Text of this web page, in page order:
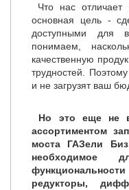
Что нас отличает
основная цель -
доступными для
понимаем,
качественную
трудностей.
и не загрузят ваш
Но это еще не
ассортиментом
моста ГАЗели
необходимое
редукторы,